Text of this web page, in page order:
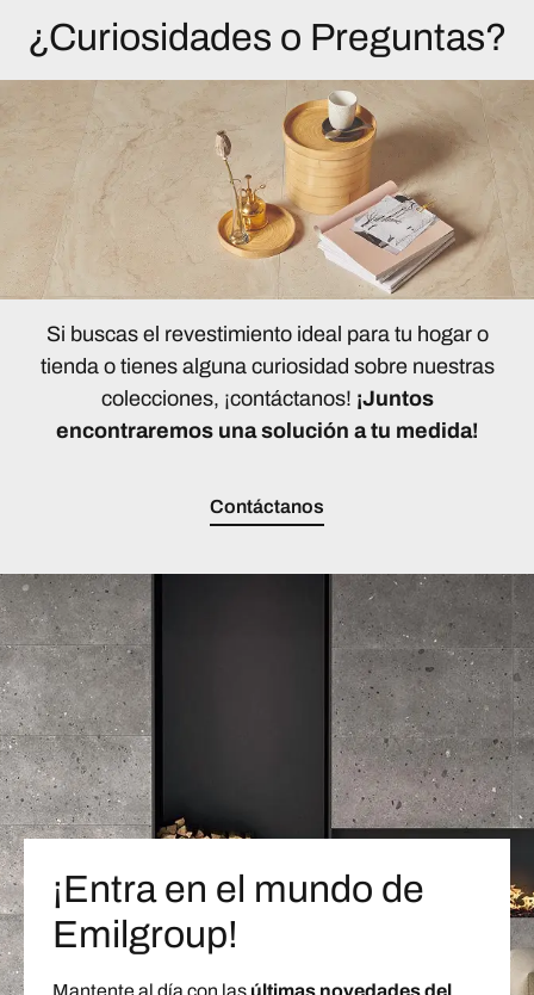
¿Curiosidades o Preguntas?
Si buscas el revestimiento ideal para tu hogar o
tienda o tienes alguna curiosidad sobre nuestras
colecciones, ¡contáctanos! ¡Juntos
encontraremos una solución a tu medida!
Contáctanos
¡Entra en el mundo de
Emilgroup!
Mantente al día con las últimas novedades del